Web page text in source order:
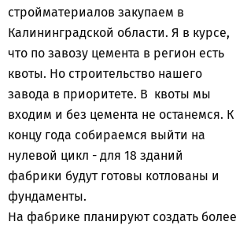
стройматериалов закупаем в
Калининградской области. Я в курсе,
что по завозу цемента в регион есть
квоты. Но строительство нашего
завода в приоритете. В квоты мы
входим и без цемента не останемся. К
концу года собираемся выйти на
нулевой цикл - для 18 зданий
фабрики будут готовы котлованы и
фундаменты.
На фабрике планируют создать более